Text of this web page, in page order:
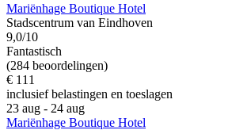
Mariënhage Boutique Hotel
Stadscentrum van Eindhoven
9,0/10
Fantastisch
(284 beoordelingen)
€ 111
inclusief belastingen en toeslagen
23 aug - 24 aug
Mariënhage Boutique Hotel